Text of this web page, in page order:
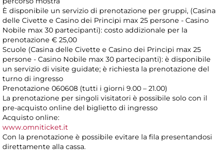
È disponibile un servizio di prenotazione per gruppi, (Casina
delle Civette e Casino dei Principi max 25 persone - Casino
Nobile max 30 partecipanti): costo addizionale per la
prenotazione € 25,00
Scuole (Casina delle Civette e Casino dei Principi max 25
persone - Casino Nobile max 30 partecipanti): è disponibile
un servizio di visite guidate; è richiesta la prenotazione del
turno di ingresso
Prenotazione 060608 (tutti i giorni 9.00 – 21.00)
La prenotazione per singoli visitatori è possibile solo con il
pre-acquisto online del biglietto di ingresso
Acquisto online:
www.omniticket.it
Con la prenotazione è possibile evitare la fila presentandosi
direttamente alla cassa.